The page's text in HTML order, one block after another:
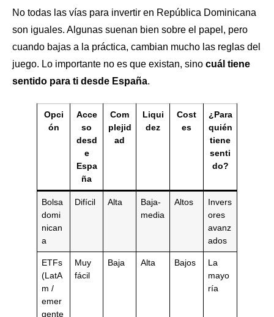
No todas las vías para invertir en República Dominicana
son iguales. Algunas suenan bien sobre el papel, pero
cuando bajas a la práctica, cambian mucho las reglas del
juego. Lo importante no es que existan, sino cuál tiene
sentido para ti desde España.
Opci
ón
Acce
so
desd
e
Espa
ña
Com
plejid
ad
Liqui
dez
Cost
es
¿Para
quién
tiene
senti
do?
Bolsa
domi
nican
a
Difícil Alta
Baja-
media
Altos
Invers
ores
avanz
ados
ETFs
(LatA
m /
emer
gente
Muy
fácil
Baja Alta Bajos
La
mayo
ría